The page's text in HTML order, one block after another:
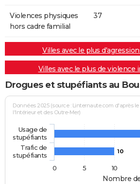
Violences physiques
hors cadre familial
37
Villes avec le plus
Villes avec le plus de violence
Drogues et stupéfiants au
Nombre
Données 2025 (source : Linternaute.com d'après
l'Intérieur et des Outre-Mer)
10
Usage de
stupéfiants
Trafic de
stupéfiants
0
5 10